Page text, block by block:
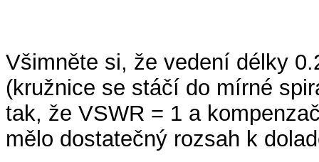
Všimněte si, že vedení délky
(kružnice se stáčí do mírné
tak, že VSWR = 1 a
mělo dostatečný rozsah k